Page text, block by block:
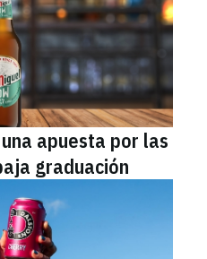
apuesta por las
graduación